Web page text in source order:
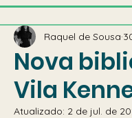
Nova
Vila
Raquel de Sousa
Atualizado: 2 de jul. de